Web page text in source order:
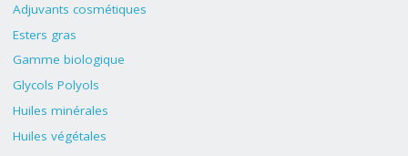
Adjuvants cosmétiques
Esters gras
Gamme biologique
Glycols Polyols
Huiles minérales
Huiles végétales